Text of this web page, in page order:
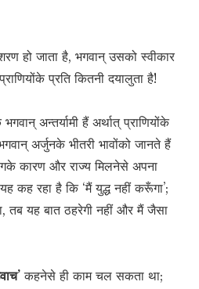
हो जाता है, भगवान् उसको स्वीकार
प्रति कितनी दयालुता है!
अन्तर्यामी हैं अर्थात् प्राणियोंके
अर्जुनके भीतरी भावोंको जानते हैं
कारण और राज्य मिलनेसे अपना
कह रहा है कि ‘मैं युद्ध नहीं करूँगा’;
तब यह बात ठहरेगी नहीं और मैं जैसा
कहनेसे ही काम चल सकता था;